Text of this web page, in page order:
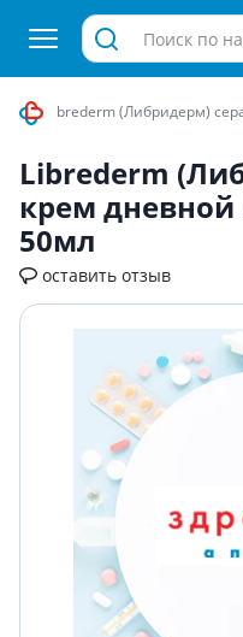
Librederm (Либридерм)
Librederm
крем
50мл
оставить отзыв